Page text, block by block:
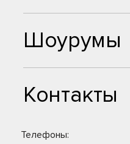
Шоурумы
Контакты
Телефоны: